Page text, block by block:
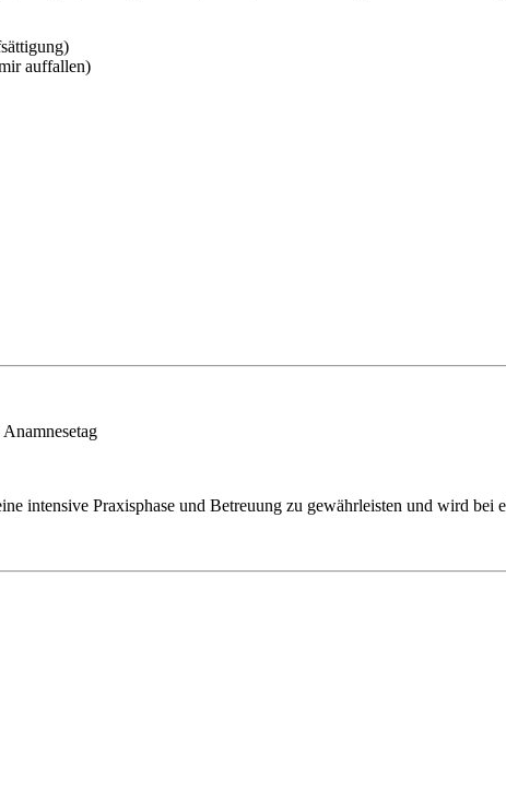
auffallen)
intensive Praxisphase und Betreuung zu gewährleisten und wird